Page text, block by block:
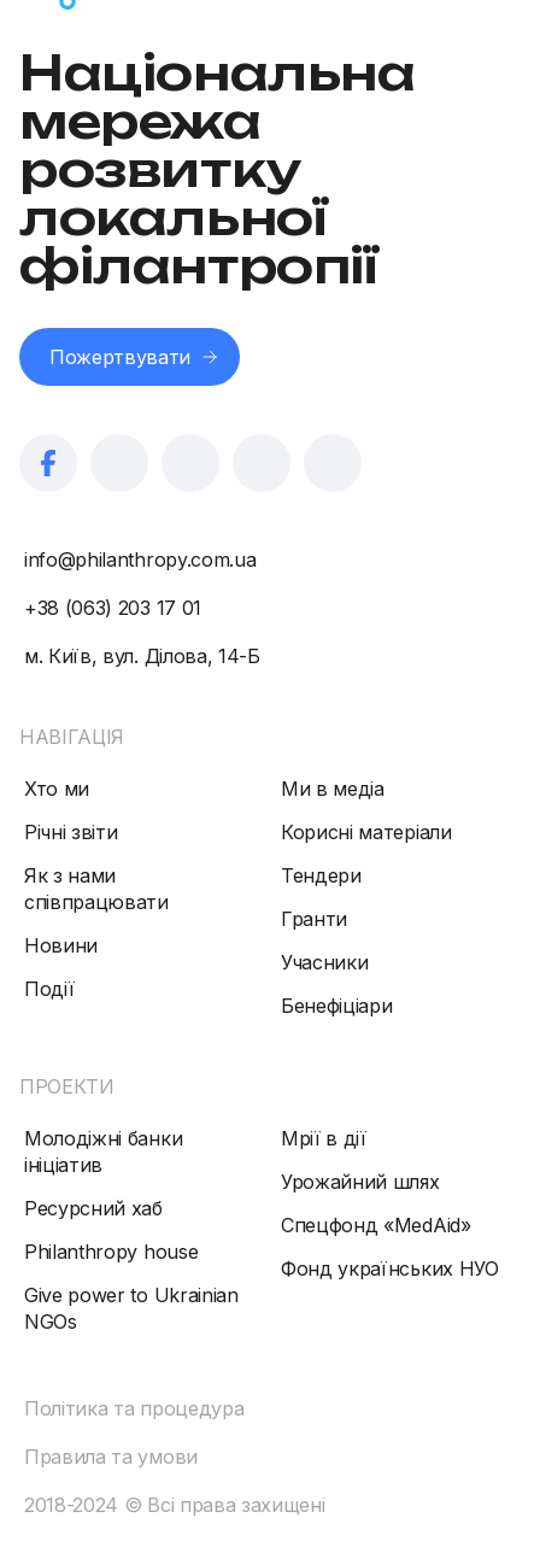
Національна
мережа
розвитку
локальної
філантропії
Пожертвувати
info@philanthropy.com.ua
+38 (063) 203 17 01
м. Київ, вул. Ділова, 14-Б
НАВІГАЦІЯ
Хто ми
Річні звіти
Як з нами
співпрацювати
Новини
Події
Ми в медіа
Корисні матеріали
Тендери
Гранти
Учасники
Бенефіціари
ПРОЕКТИ
Молодіжні банки
ініціатив
Ресурсний хаб
Philanthropy house
Give power to Ukrainian
NGOs
Мрії в дії
Урожайний шлях
Спецфонд «MedAid»
Фонд українських НУО
2018-2024 © Всі права захищені
Правила та умови
Політика та процедура